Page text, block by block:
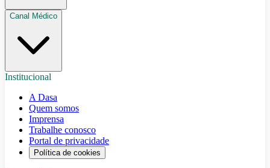
Canal Médico
Institucional
A Dasa
Quem somos
Imprensa
Trabalhe conosco
Portal de privacidade
Política de cookies